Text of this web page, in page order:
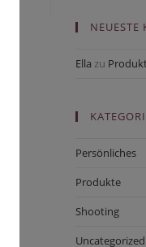
NEUESTE
Ella zu
Persönliches
Produkte
Shooting
Uncategorized